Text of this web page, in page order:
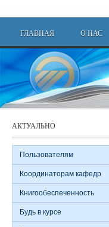
Main menu
ГЛАВНАЯ О НАС
АКТУАЛЬНО
Пользователям
Координаторам кафедр
Книгообеспеченность
Будь в курсе